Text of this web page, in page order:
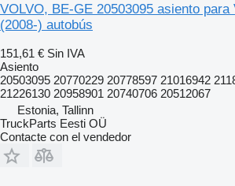
VOLVO, BE-GE 20503095 asiento para
(2008-) autobús
151,61 € Sin IVA
Asiento
20503095 20770229 20778597 21016942
21226130 20958901 20740706 20512067
Estonia, Tallinn
TruckParts Eesti OÜ
Contacte con el vendedor